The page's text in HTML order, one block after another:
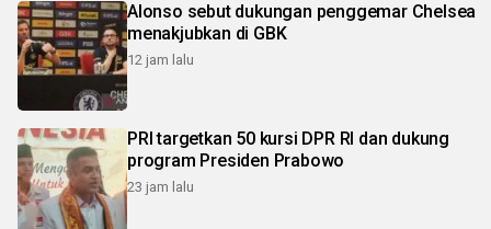
Alonso sebut dukungan penggemar Chelsea
menakjubkan di GBK
12 jam lalu
PRI targetkan 50 kursi DPR RI dan dukung
program Presiden Prabowo
23 jam lalu